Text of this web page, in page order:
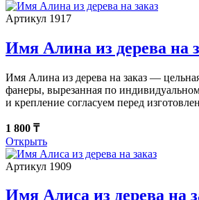
Артикул 1917
Имя Алина из дерева на
Имя Алина из дерева на заказ —
фанеры, вырезанная по
и крепление согласуем перед
1 800 ₸
Открыть
Артикул 1909
Имя Алиса из дерева на